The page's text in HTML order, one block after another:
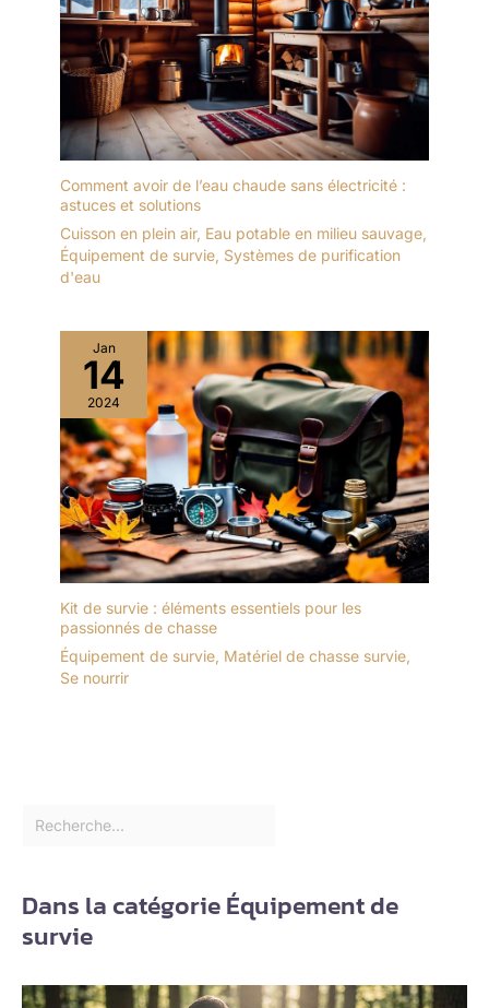
Comment avoir de l’eau chaude sans électricité :
astuces et solutions
Cuisson en plein air, Eau potable en milieu sauvage,
Équipement de survie, Systèmes de purification
d'eau
Jan
14
2024
Kit de survie : éléments essentiels pour les
passionnés de chasse
Équipement de survie, Matériel de chasse survie,
Se nourrir
Dans la catégorie Équipement de
survie